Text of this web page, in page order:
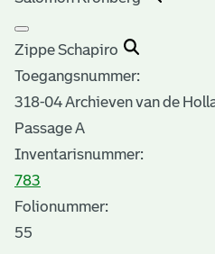
Zippe Schapiro
Toegangsnummer:
318-04 Archieven van de
Passage A
Inventarisnummer:
783
Folionummer:
55